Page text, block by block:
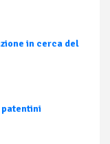
in cerca del
patentini